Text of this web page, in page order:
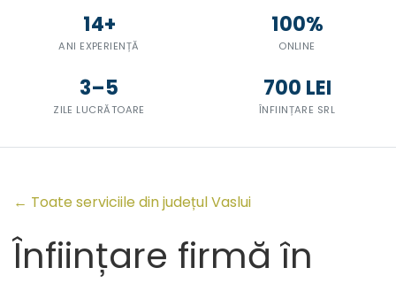
14+
ANI EXPERIENȚĂ
100%
ONLINE
3–5
ZILE LUCRĂTOARE
700 LEI
ÎNFIINȚARE SRL
← Toate serviciile din județul Vaslui
Înființare firmă în